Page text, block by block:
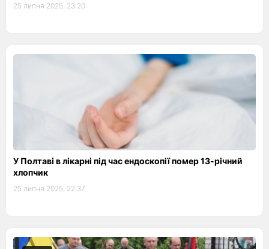
25 липня 2025, 23:20
У Полтаві в лікарні під час ендоскопії помер 13-річний
хлопчик
25 липня 2025, 22:37